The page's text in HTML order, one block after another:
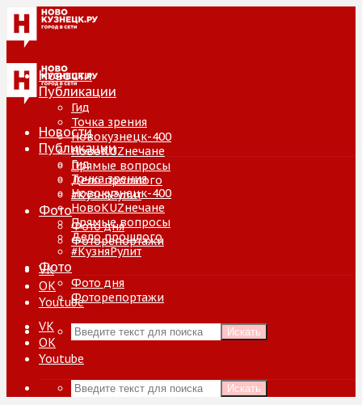
Новости
Публикации
Гид
Точка зрения
Новокузнецк-400
НовоKUZнечане
Прямые вопросы
Дело прошлого
#КузняРулит
Фото
Фото дня
Фоторепортажи
VK
ОК
Youtube
Искать
Новости
Публикации
Гид
Точка зрения
Новокузнецк-400
НовоKUZнечане
Прямые вопросы
Дело прошлого
#КузняРулит
Фото
Фото дня
Фоторепортажи
VK
ОК
Youtube
Искать